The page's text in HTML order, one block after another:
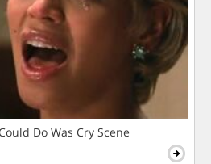
Do Was Cry Scene